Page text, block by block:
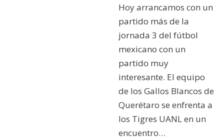
Hoy arrancamos con un
partido más de la
jornada 3 del fútbol
mexicano con un
partido muy
interesante. El equipo
de los Gallos Blancos de
Querétaro se enfrenta a
los Tigres UANL en un
encuentro…